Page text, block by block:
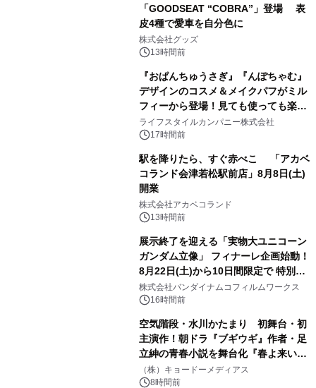
「GOODSEAT “COBRA”」登場 表
皮4種で愛車を自分色に
株式会社グッズ
13時間前
『おぱんちゅうさぎ』『んぽちゃむ』
デザインのコスメ＆メイクパフがミル
フィーから登場！見ても使っても楽し
い、ポップでキュートなコレクショ
ン。
ライフスタイルカンパニー株式会社
17時間前
駅を降りたら、すぐ赤べこ 「アカベ
コランド会津若松駅前店」8月8日(土)
開業
株式会社アカベコランド
13時間前
展示終了を迎える「実物大ユニコーン
ガンダム立像」 フィナーレ企画始動！
8月22日(土)から10日間限定で 特別映
像『UNICORN GUNDAM Statue ―
BEYOND POSSIBILITY ―』を上映！
株式会社バンダイナムコフィルムワークス
16時間前
空気階段・水川かたまり 初舞台・初
主演作！朝ドラ『ブギウギ』作者・足
立紳の青春小説を舞台化『春よ来い、
マジで来い』キービジュアル解禁！
（株）キョードーメディアス
8時間前